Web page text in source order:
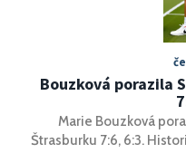
Bouzková porazila
Marie Bouzková
Štrasburku 7:6, 6:3.